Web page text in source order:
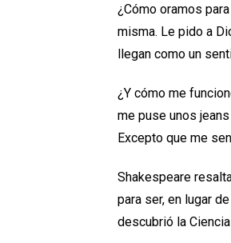
¿Cómo oramos
misma. Le pido a
llegan como un
¿Y cómo me
me puse unos
Excepto que me
Shakespeare
para ser, en lugar
descubrió la